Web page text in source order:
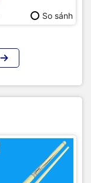
So sánh